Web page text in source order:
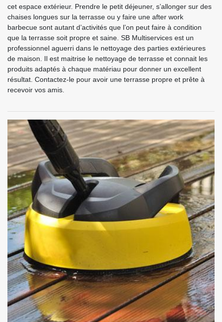
cet espace extérieur. Prendre le petit déjeuner, s’allonger sur des
chaises longues sur la terrasse ou y faire une after work
barbecue sont autant d’activités que l’on peut faire à condition
que la terrasse soit propre et saine. SB Multiservices est un
professionnel aguerri dans le nettoyage des parties extérieures
de maison. Il est maitrise le nettoyage de terrasse et connait les
produits adaptés à chaque matériau pour donner un excellent
résultat. Contactez-le pour avoir une terrasse propre et prête à
recevoir vos amis.